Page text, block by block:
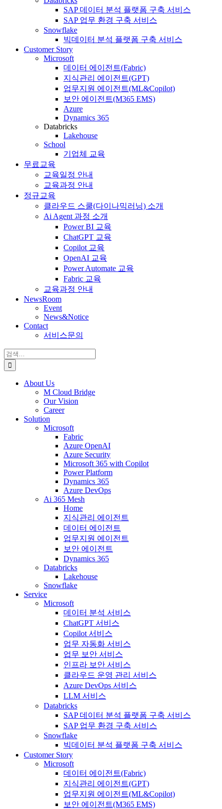
SAP 데이터 분석 플랫폼 구축 서비스
SAP 업무 환경 구축 서비스
Snowflake
빅데이터 분석 플랫폼 구축 서비스
Customer Story
Microsoft
데이터 에이전트(Fabric)
지식관리 에이전트(GPT)
업무지원 에이전트(ML&Copilot)
보안 에이전트(M365 EMS)
Azure
Dynamics 365
Databricks
Lakehouse
School
기업체 교육
무료교육
교육일정 안내
교육과정 안내
정규교육
클라우드 스쿨(다이나믹러닝) 소개
Ai Agent 과정 소개
Power BI 교육
ChatGPT 교육
Copilot 교육
OpenAI 교육
Power Automate 교육
Fabric 교육
교육과정 안내
NewsRoom
Event
News&Notice
Contact
서비스문의
검
색:
About Us
M Cloud Bridge
Our Vision
Career
Solution
Microsoft
Fabric
Azure OpenAI
Azure Security
Microsoft 365 with Copilot
Power Platform
Dynamics 365
Azure DevOps
Ai 365 Mesh
Home
지식관리 에이전트
데이터 에이전트
업무지원 에이전트
보안 에이전트
Dynamics 365
Databricks
Lakehouse
Snowflake
Service
Microsoft
데이터 분석 서비스
ChatGPT 서비스
Copilot 서비스
업무 자동화 서비스
업무 보안 서비스
인프라 보안 서비스
클라우드 운영 관리 서비스
Azure DevOps 서비스
LLM 서비스
Databricks
SAP 데이터 분석 플랫폼 구축 서비스
SAP 업무 환경 구축 서비스
Snowflake
빅데이터 분석 플랫폼 구축 서비스
Customer Story
Microsoft
데이터 에이전트(Fabric)
지식관리 에이전트(GPT)
업무지원 에이전트(ML&Copilot)
보안 에이전트(M365 EMS)